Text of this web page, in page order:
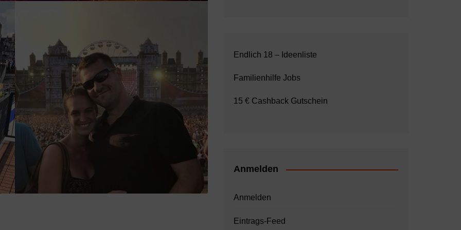
Endlich 18 – Ideenliste
Familienhilfe Jobs
15 € Cashback Gutschein
Anmelden
Anmelden
Eintrags-Feed